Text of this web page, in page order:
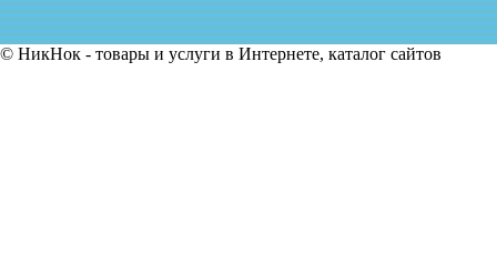
© НикНок - товары и услуги в Интернете, каталог сайтов